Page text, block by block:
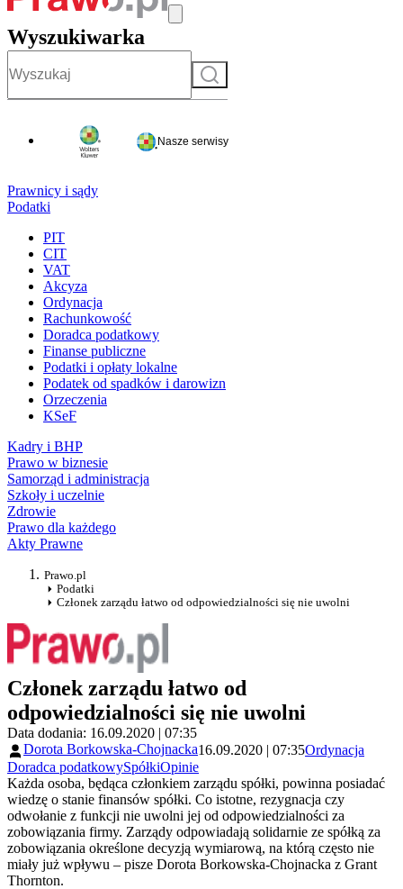
Wyszukiwarka
Szukaj
Nasze serwisy
Prawnicy i sądy
Podatki
PIT
CIT
VAT
Akcyza
Ordynacja
Rachunkowość
Doradca podatkowy
Finanse publiczne
Podatki i opłaty lokalne
Podatek od spadków i darowizn
Orzeczenia
KSeF
Kadry i BHP
Prawo w biznesie
Samorząd i administracja
Szkoły i uczelnie
Zdrowie
Prawo dla każdego
Akty Prawne
Prawo.pl
Podatki
Członek zarządu łatwo od odpowiedzialności się nie uwolni
Członek zarządu łatwo od
odpowiedzialności się nie uwolni
Data dodania: 16.09.2020 | 07:35
Dorota Borkowska-Chojnacka16.09.2020 | 07:35Ordynacja
Doradca podatkowySpółkiOpinie
Każda osoba, będąca członkiem zarządu spółki, powinna posiadać
wiedzę o stanie finansów spółki. Co istotne, rezygnacja czy
odwołanie z funkcji nie uwolni jej od odpowiedzialności za
zobowiązania firmy. Zarządy odpowiadają solidarnie ze spółką za
zobowiązania określone decyzją wymiarową, na którą często nie
miały już wpływu – pisze Dorota Borkowska-Chojnacka z Grant
Thornton.